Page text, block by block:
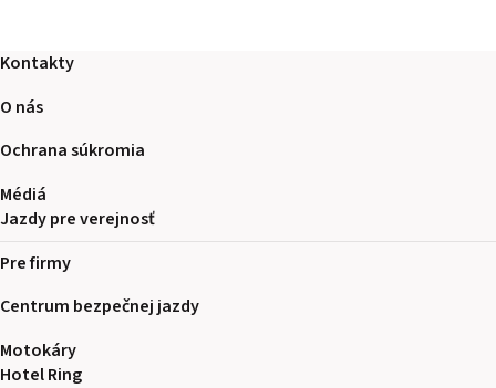
Kontakty
O nás
Ochrana súkromia
Médiá
Jazdy pre verejnosť
Pre firmy
Centrum bezpečnej jazdy
Motokáry
Hotel Ring